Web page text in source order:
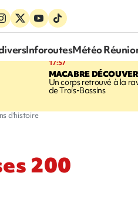
InforoutesMétéo
17:57
MACABRE
Un corps retrouvé à la
de Trois-Bassins
d'histoire
200